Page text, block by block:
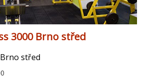
3000 Brno střed
střed